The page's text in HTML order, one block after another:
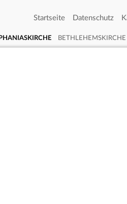
Startseite Datenschutz
BETHLEHEMSKIRCHE